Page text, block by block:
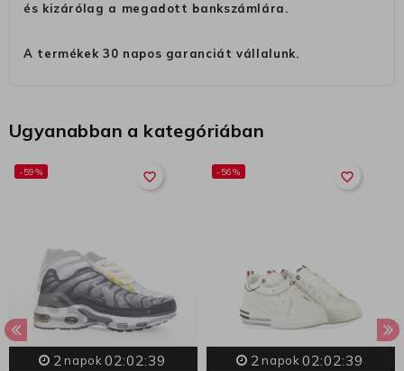
és kizárólag a megadott bankszámlára.
A termékek 30 napos garanciát vállalunk.
Ugyanabban a kategóriában
favorite_border
-59%
2 napok 02:02:39
favorite_border
-56%
2 napok 02:02:39